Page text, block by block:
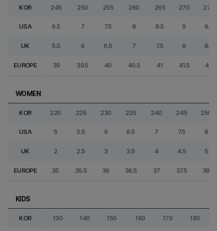
KOR 245 250 255 260 265 270 275
USA 6.5 7 7.5 8 8.5 9 9.5
UK 5.5 6 6.5 7 7.5 8 8.5
EUROPE 39 39.5 40 40.5 41 41.5 42
WOMEN
KOR 220 225 230 235 240 245 250
USA 5 5.5 6 6.5 7 7.5 8
UK 2 2.5 3 3.5 4 4.5 5
EUROPE 35 35.5 36 36.5 37 37.5 38
KIDS
KOR 130 140 150 160 170 180